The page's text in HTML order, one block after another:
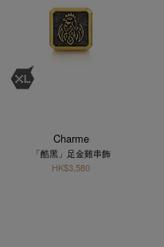
Charme
「酷黑」足金雞串飾
HK$3,580